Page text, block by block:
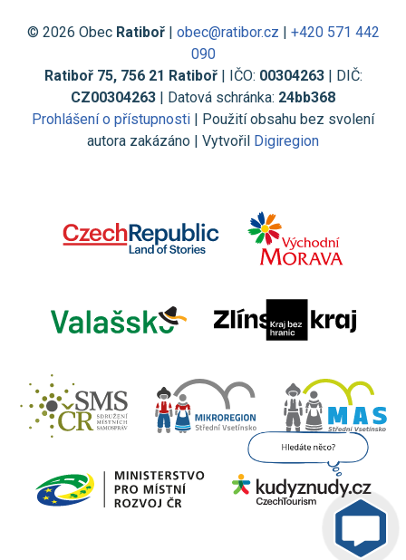
© 2026 Obec Ratiboř| obec@ratibor.cz | +420 571 442
090
Ratiboř 75, 756 21 Ratiboř| IČO: 00304263| DIČ:
CZ00304263 | Datová schránka: 24bb368
Prohlášení o přístupnosti | Použití obsahu bez svolení
autora zakázáno | Vytvořil Digiregion
tenhle web znám
nazpaměť.